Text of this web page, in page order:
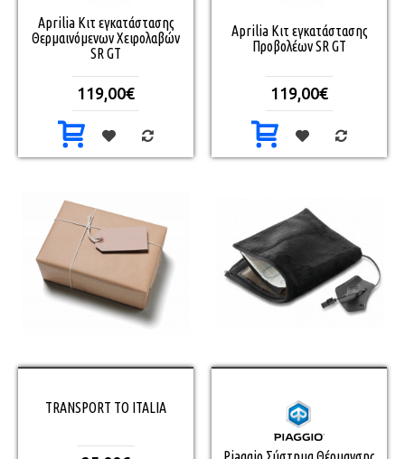
Aprilia Κιτ εγκατάστασης
Θερμαινόμενων Χειρολαβών
SR GT
119,00€
Aprilia Κιτ εγκατάστασης
Προβολέων SR GT
119,00€
TRANSPORT TO ITALIA